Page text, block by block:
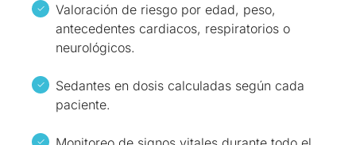
Valoración de riesgo por edad, peso,
antecedentes cardiacos, respiratorios o
neurológicos.
Sedantes en dosis calculadas según cada
paciente.